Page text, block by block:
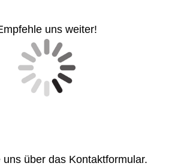
uns weiter!
uns über das Kontaktformular.